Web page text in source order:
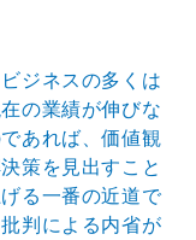
ジネスの多くは
の業績が伸びな
あれば、価値観
策を見出すこと
る一番の近道で
判による内省が